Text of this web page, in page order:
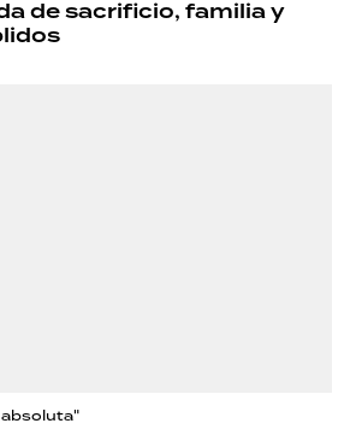
de sacrificio, familia y